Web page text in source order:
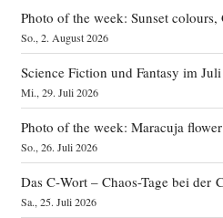
Photo of the week: Sunset colours,
So., 2. August 2026
Science Fiction und Fantasy im
Mi., 29. Juli 2026
Photo of the week: Maracuja flower
So., 26. Juli 2026
Das C‑Wort – Chaos-Tage bei der
Sa., 25. Juli 2026